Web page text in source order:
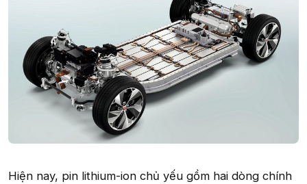
Hiện nay, pin lithium-ion chủ yếu gồm hai dòng chính